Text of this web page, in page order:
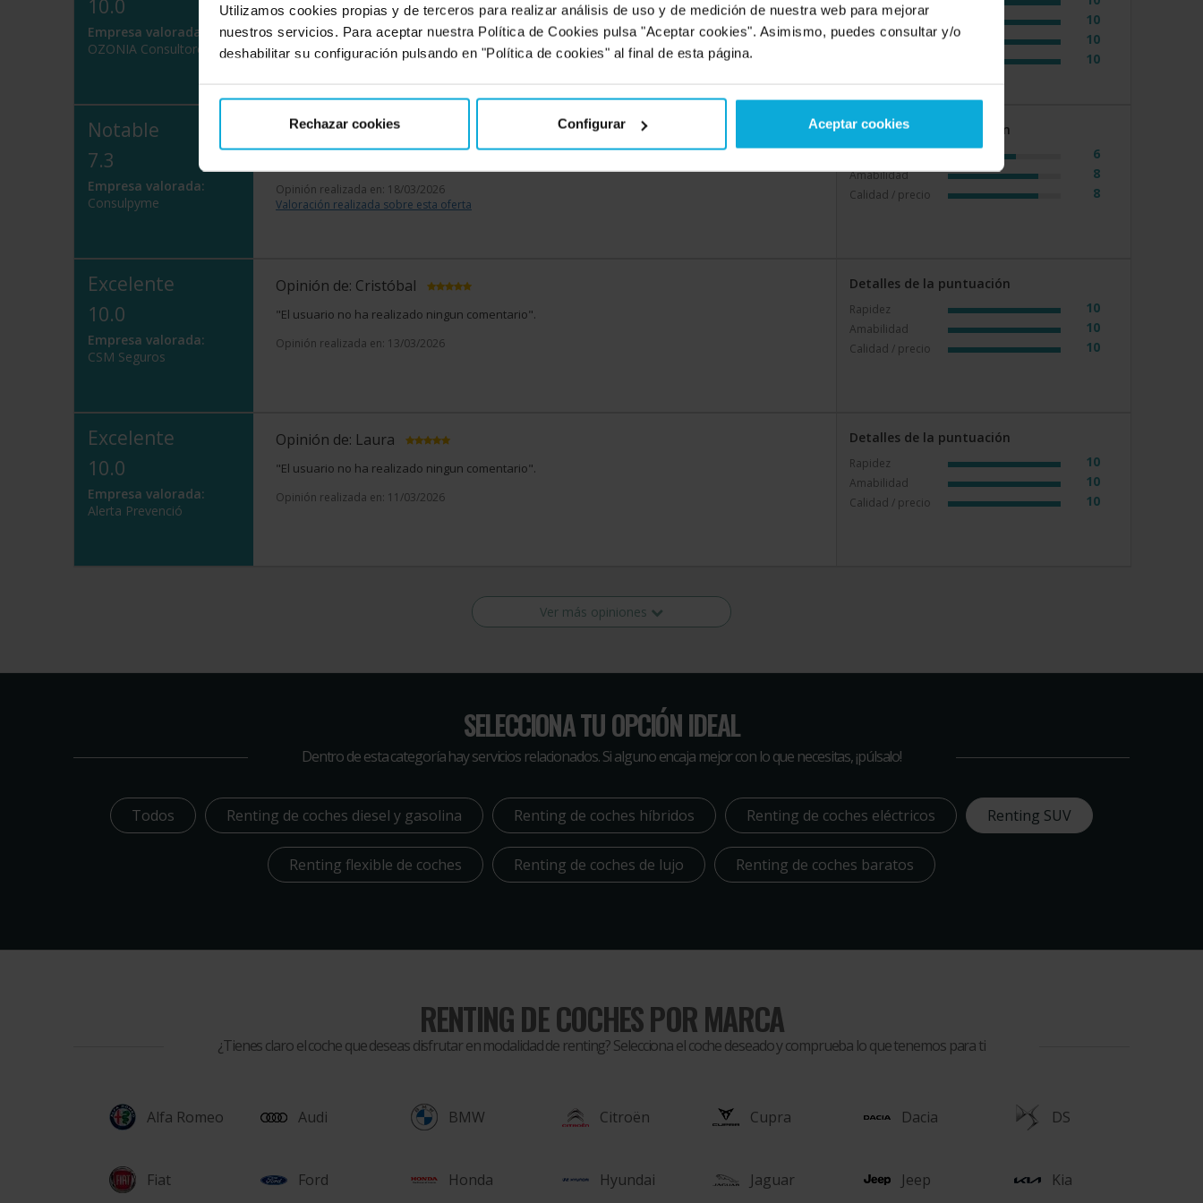
Utilizamos cookies propias y de terceros para realizar análisis de uso y de medición de nuestra web para mejorar
nuestros servicios. Para aceptar nuestra Política de Cookies pulsa "Aceptar cookies". Asimismo, puedes consultar y/o
deshabilitar su configuración pulsando en "Política de cookies" al final de esta página.
Rechazar cookies Configurar Aceptar cookies
10.0
Empresa valorada:
OZONIA Consultores
¿Qué te ha gustado más?El nivel de confianza que transmite la empresa y la transparencia en
el uso de la información. Destacar la labor de Antonio Heredia que aporta una buena capacidad
de comunicación y cercanía con el cliente.
Amabilidad 10
Calidad / precio 10
10
Notable
7.3
Empresa valorada:
Consulpyme
Opinión de: José
Opinión realizada en: 18/03/2026
Valoración realizada sobre esta oferta
Detalles de la puntuación
6
Amabilidad 8
Calidad / precio 8
Excelente
10.0
Empresa valorada:
CSM Seguros
Opinión de: Cristóbal
"El usuario no ha realizado ningun comentario".
Opinión realizada en: 13/03/2026
Detalles de la puntuación
Rapidez 10
Amabilidad 10
Calidad / precio 10
Excelente
10.0
Empresa valorada:
Alerta Prevenció
Opinión de: Laura
"El usuario no ha realizado ningun comentario".
Opinión realizada en: 11/03/2026
Detalles de la puntuación
Rapidez 10
Amabilidad 10
Calidad / precio 10
Ver más opiniones
SELECCIONA TU OPCIÓN IDEAL
Dentro de esta categoría hay servicios relacionados. Si alguno encaja mejor con lo que necesitas, ¡púlsalo!
Todos Renting de coches diesel y gasolina Renting de coches híbridos Renting de coches eléctricos Renting SUV
Renting flexible de coches Renting de coches de lujo Renting de coches baratos
RENTING DE COCHES POR MARCA
¿Tienes claro el coche que deseas disfrutar en modalidad de renting? Selecciona el coche deseado y comprueba lo que tenemos para ti
Alfa Romeo Audi BMW Citroën Cupra Dacia DS
Fiat Ford Honda Hyundai Jaguar Jeep Kia